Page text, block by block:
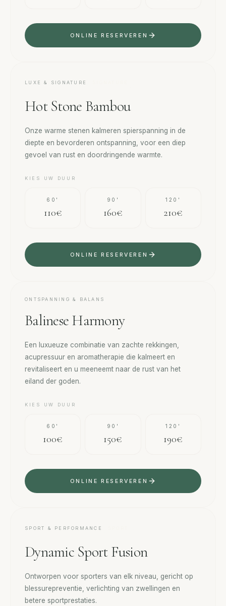
ONLINE RESERVEREN
LUXE & SIGNATURE
Hot Stone Bambou
Onze warme stenen kalmeren spierspanning in de
diepte en bevorderen ontspanning, voor een diep
gevoel van rust en doordringende warmte.
KIES UW DUUR
60'
110€
90'
160€
120'
210€
ONLINE RESERVEREN
ONTSPANNING & BALANS
Balinese Harmony
Een luxueuze combinatie van zachte rekkingen,
acupressuur en aromatherapie die kalmeert en
revitaliseert en u meeneemt naar de rust van het
eiland der goden.
KIES UW DUUR
60'
100€
90'
150€
120'
190€
ONLINE RESERVEREN
SPORT & PERFORMANCE
Dynamic Sport Fusion
Ontworpen voor sporters van elk niveau, gericht op
blessurepreventie, verlichting van zwellingen en
betere sportprestaties.